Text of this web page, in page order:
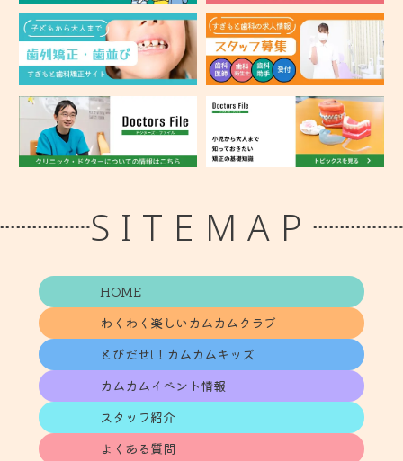
SITEMAP
HOME
わくわく楽しいカムカムクラブ
とびだせ!！カムカムキッズ
カムカムイベント情報
スタッフ紹介
よくある質問